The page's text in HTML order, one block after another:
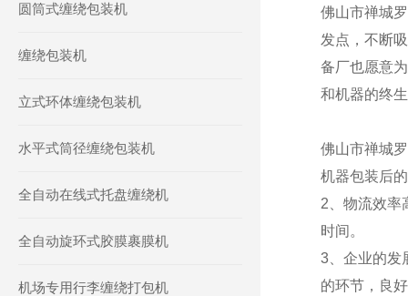
圆筒式缠绕包装机
缠绕包装机
立式环体缠绕包装机
水平式筒径缠绕包装机
全自动在线式托盘缠绕机
全自动旋环式胶膜裹膜机
机场专用行李缠绕打包机
佛山市禅城
发点，不断
备厂也愿意
和机器的终
佛山市禅城
机器包装后
2、物流效率
时间。
3、企业的发
的环节，良